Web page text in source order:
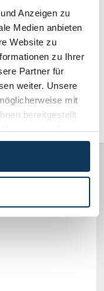
Anzeigen zu
Medien anbieten
Website zu
zu Ihrer
Partner für
weiter. Unsere
mit
bereitgestellt
der Dienste
(417)